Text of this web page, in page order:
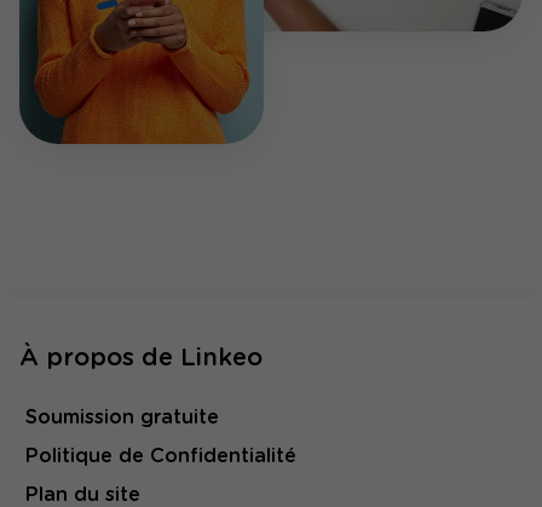
À propos de Linkeo
Soumission gratuite
Politique de Confidentialité
Plan du site